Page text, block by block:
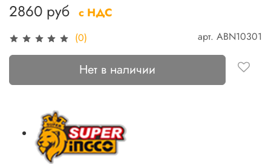
(0) арт. ABN10301
2860 руб с НДС
Нет в наличии